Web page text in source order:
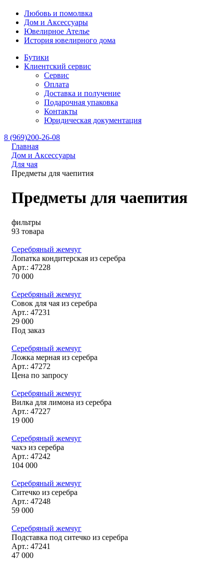
Любовь и помолвка
Дом и Аксессуары
Ювелирное Ателье
История ювелирного дома
Бутики
Клиентский сервис
Сервис
Оплата
Доставка и получение
Подарочная упаковка
Контакты
Юридическая документация
8 (969)200-26-08
Главная
Дом и Аксессуары
Для чая
Предметы для чаепития
Предметы для чаепития
фильтры
93 товара
Серебряный жемчуг
Лопатка кондитерская из серебра
Арт.: 47228
70 000
Серебряный жемчуг
Совок для чая из серебра
Арт.: 47231
29 000
Под заказ
Серебряный жемчуг
Ложка мерная из серебра
Арт.: 47272
Цена по запросу
Серебряный жемчуг
Вилка для лимона из серебра
Арт.: 47227
19 000
Серебряный жемчуг
чахэ из серебра
Арт.: 47242
104 000
Серебряный жемчуг
Ситечко из серебра
Арт.: 47248
59 000
Серебряный жемчуг
Подставка под ситечко из серебра
Арт.: 47241
47 000